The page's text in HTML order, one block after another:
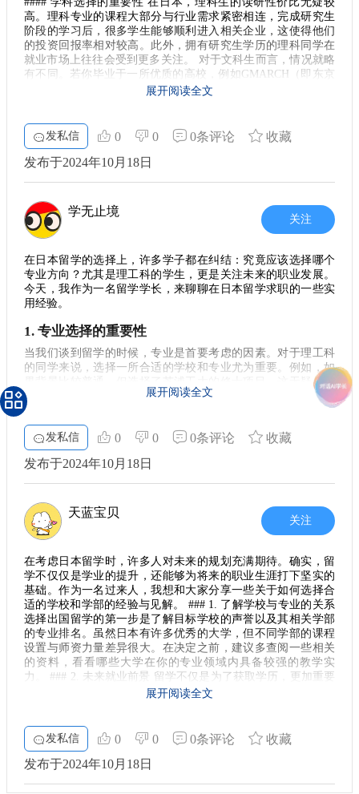
总在于实践与坚持。
等中等水平的院校，进入公认为顶尖的院校无疑会为你的职业
生涯打开更多的门。在留学的过程中，采购资源、获取信息的
平台越丰富，未来的发展机会就会越广阔。
3. 研究计划的意义
构建一套合理的研究计划也是尤为关键的。在申请的时候，实
分，更能在众多申请者中脱颖而出。很多院校非常重视申请者
能带来什么样的独特贡献。 无论是对于本科生还是硕士生，能
够明确自己的研究方向并将其与学部的相关领域结合起来，都
4. 建议与总结
最后，留学的旅程不会是一帆风顺的。在选择转专业的同时，
要做好充分的心理准备，迎接挑战与变化。当你坚持不懈地追
求自己的目标时，即使前路坎坷，也终会收获成功。 如果你正
在纠结于文科转理科的选择，或许可以多向前辈们请教了解他
们的经验，或者参与一些相关的课程和活动以获得第一手的经
验。无论选择什么，记住，保持开放的心态，勇于接受新挑
战，将会为你的留学之路铺平道路。 在这个过程中，蔚蓝留学
也提供了丰富的信息与资源支援，希望每位学生都能找到适合
自己的道路，迈向心中的理想未来。
高。理科专业的课程大部分与行业需求紧密相连，完成研究生
阶段的学习后，很多学生能够顺利进入相关企业，这使得他们
的投资回报率相对较高。此外，拥有研究生学历的理科同学在
就业市场上往往会受到更多关注。 对于文科生而言，情况就略
有不同。若你毕业于一所优质的高校，例如GMARCH（即东京
大学、早稻田大学、庆应义塾大学等），直接进入职场积累经
数据解读 若以法政大学为例，文理科生的就业统计情况可展示
出明显的差异。在法政大学的商学部中，理科生选择继续读研
的比例显著高于文科生。与此对比，文科生的就职率却相对较
看，持有更高学历的同学在求职中显然享有一定优势，但对于
已经具备良好工作经历的人来说，学术背景的作用相对减弱。
针对想要追求更高学历的同学，不妨先了解一下法律、国际关
之一。 #### 提升竞争力的途径 如果你是理科生，读研的确可
以为你在就业市场上增添亮眼的筹码。而如果你是文科生，尤
其是在职场提升的过程中，积累实战经验、提升个人能力可能
会更加重要。选择最终的路径时，考虑自己的兴趣、职业目标
会，任何选择都需经过深思熟虑。希望大家在考虑留学及职业
发展时，都能找到最适合自己的方向。如果你对日本的留学政
策、工作生活等有任何疑问，欢迎私信我，乐意分享更多经验
与建议。 ### 结语 留学是一段充满挑战和机遇的旅程。理科与
文科的选择不仅关乎学术生涯，更影响到未来的职场走向。无
论你选择哪个方向，认真思考自己的职业规划和发展目标，努
展开阅读全文
发私信 0 0 0条评论
收藏
发布于2024年10月18日
学无止境
关注
在日本留学的选择上，许多学子都在纠结：究竟应该选择哪个
专业方向？尤其是理工科的学生，更是关注未来的职业发展。
今天，我作为一名留学学长，来聊聊在日本留学求职的一些实
用经验。
1. 专业选择的重要性
当我们谈到留学的时候，专业是首要考虑的因素。对于理工科
的同学来说，选择一所合适的学校和专业尤为重要。例如，如
果背景比较普通，但选择了芝浦工大的修士项目，这无疑是在
提升自己的竞争力。在日本，许多名声显赫的学校，如东京大
学和京都大学，常常吸引了大量优秀人才。而像芝浦工大这样
的学校也在不断崛起，对于职业发展的影响力不容小觑。
2. 就职市场的现状
术背景的外国留学生的需求逐年增加。因此，留学生必须利用
好在校期间的资源，积极参与实习和项目，来增强自己的实践
经验。
3. 语言能力的提升
当然，除了专业知识，语言能力也是进入日本职场的一大门
槛。即使很多公司有英语工作环境，但日语仍是基础沟通的工
具。建议大家可以利用在校时间，学习日语课程，并争取通过
N2或N1的考试，这将大大增加被录用的机会。
4. 实习经历的积累
越早开始规划实习越好。多尝试不同公司、不同职位的实习，
将有助于你发现自己的兴趣所在，同时也能积累宝贵的人脉资
5. 文化适应能力
融入日本的社会文化对留学生来说是一个挑战，也是一种机
遇。了解日本的商业文化和社交礼仪，能够帮助你在求职时打
展开阅读全文
发私信 0 0 0条评论
收藏
发布于2024年10月18日
天蓝宝贝
关注
在考虑日本留学时，许多人对未来的规划充满期待。确实，留
学不仅仅是学业的提升，还能够为将来的职业生涯打下坚实的
基础。作为一名过来人，我想和大家分享一些关于如何选择合
适的学校和学部的经验与见解。 ### 1. 了解学校与专业的关系
选择出国留学的第一步是了解目标学校的声誉以及其相关学部
的专业排名。虽然日本有许多优秀的大学，但不同学部的课程
设置与师资力量差异很大。在决定之前，建议多查阅一些相关
的资料，看看哪些大学在你的专业领域内具备较强的教学实
力。 ### 2. 未来就业前景 留学不仅是为了获取学历，更加重要
的是将来的职业发展。追逐自己感兴趣的领域固然重要，但也
门或未来的趋势。 ### 3. 毕业后是否有回国打算 许多留学的朋
友常常会思考一个问题：毕业之后是留在日本工作，还是回国
发展？这个决定会直接影响你选择学部的方向。如果你打算回
展开阅读全文
发私信 0 0 0条评论
收藏
发布于2024年10月18日